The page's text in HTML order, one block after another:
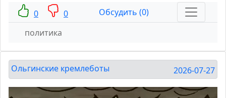
0 0
Обсудить (0)
политика
Ольгинские кремлеботы 2026-07-27